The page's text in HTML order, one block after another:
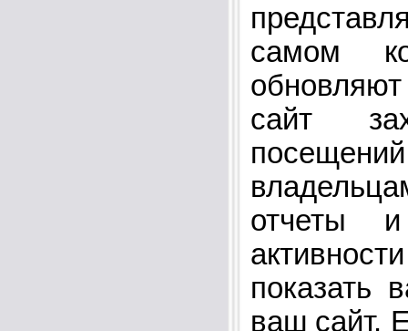
самом
сайт
отчеты
показать
ваш сайт.